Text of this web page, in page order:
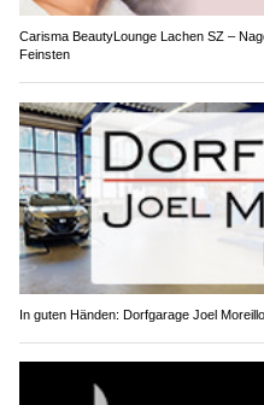
Carisma BeautyLounge Lachen SZ –
Feinsten